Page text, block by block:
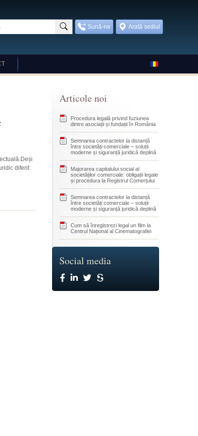
Arată sediul
Sună-ne
diferit:
Articole noi
Procedura legală privind fuziunea
dintre asociații și fundații în România
Semnarea contractelor la distanță
între societăți comerciale – soluții
moderne și siguranță juridică deplină
Majorarea capitalului social al
societăților comerciale: obligații legale
și procedura la Registrul Comerțului
Semnarea contractelor la distanță
între societăți comerciale – soluții
moderne și siguranță juridică deplină
Cum să înregistrezi legal un film la
Centrul Național al Cinematografiei
Social media